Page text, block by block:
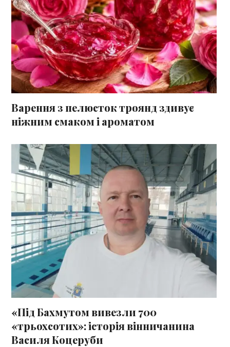
Варення з пелюсток троянд здивує
ніжним смаком і ароматом
«Під Бахмутом вивезли 700
«трьохсотих»: історія вінничанина
Василя Коцеруби